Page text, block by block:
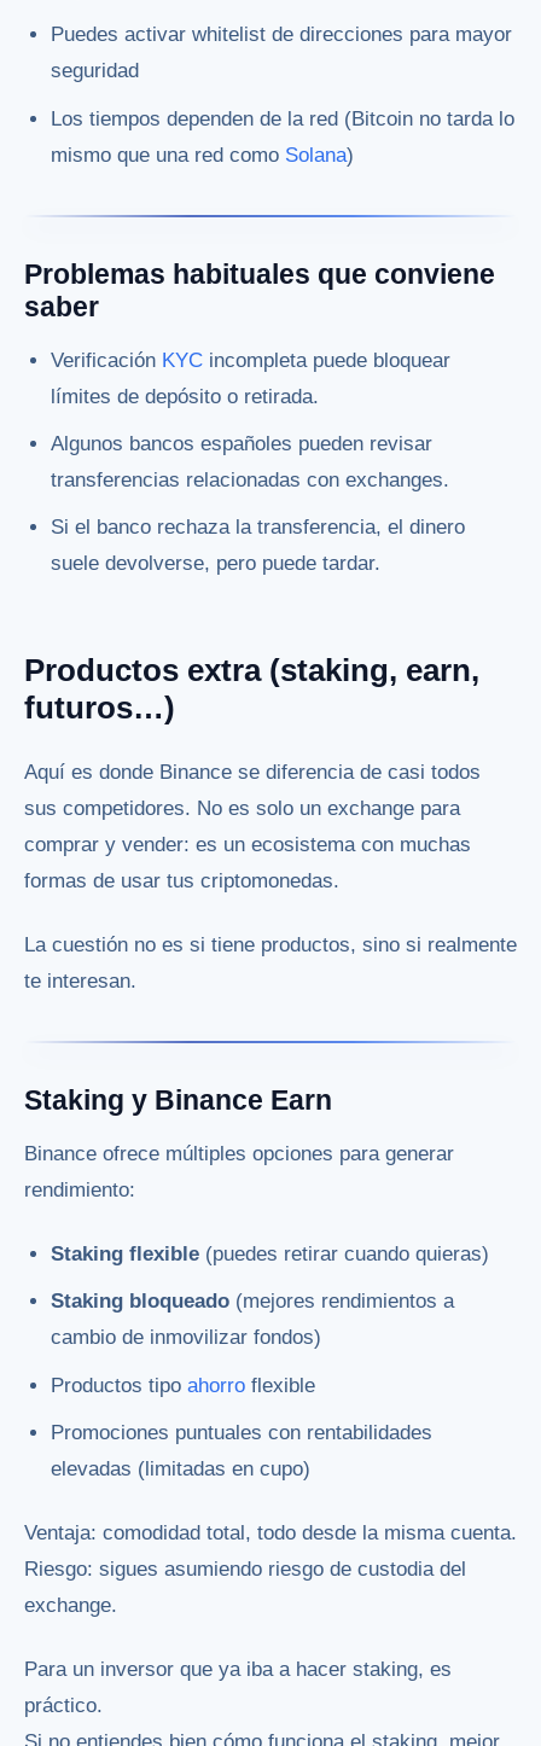
Puedes activar whitelist de direcciones para mayor
seguridad
Los tiempos dependen de la red (Bitcoin no tarda lo
mismo que una red como Solana)
Problemas habituales que conviene
saber
Verificación KYC incompleta puede bloquear
límites de depósito o retirada.
Algunos bancos españoles pueden revisar
transferencias relacionadas con exchanges.
Si el banco rechaza la transferencia, el dinero
suele devolverse, pero puede tardar.
Productos extra (staking, earn,
futuros…)
Aquí es donde Binance se diferencia de casi todos
sus competidores. No es solo un exchange para
comprar y vender: es un ecosistema con muchas
formas de usar tus criptomonedas.
La cuestión no es si tiene productos, sino si realmente
te interesan.
Staking y Binance Earn
Binance ofrece múltiples opciones para generar
rendimiento:
Staking flexible (puedes retirar cuando quieras)
Staking bloqueado (mejores rendimientos a
cambio de inmovilizar fondos)
Productos tipoahorro flexible
Promociones puntuales con rentabilidades
elevadas (limitadas en cupo)
Ventaja: comodidad total, todo desde la misma cuenta.
Riesgo: sigues asumiendo riesgo de custodia del
exchange.
Para un inversor que ya iba a hacer staking, es
práctico.